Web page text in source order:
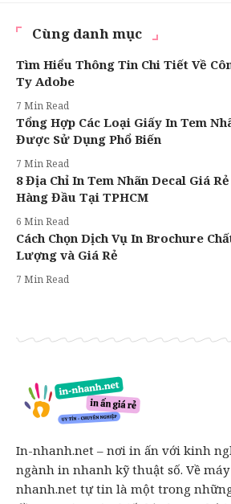
Cùng danh mục
Tìm Hiểu Thông Tin Chi Tiết Về
Ty Adobe
7 Min Read
Tổng Hợp Các Loại Giấy In Tem
Được Sử Dụng Phổ Biến
7 Min Read
8 Địa Chỉ In Tem Nhãn Decal Giá Rẻ
Hàng Đầu Tại TPHCM
6 Min Read
Cách Chọn Dịch Vụ In Brochure
Lượng và Giá Rẻ
7 Min Read
In-nhanh.net – nơi in ấn với kinh
ngành in nhanh kỹ thuật số. Về
nhanh.net tự tin là một trong